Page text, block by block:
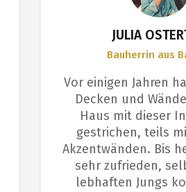
JULIA
Bauherrin aus
Vor einigen Jahren
Decken und
Haus mit dieser
gestrichen, teils
Akzentwänden. Bis
sehr zufrieden,
lebhaften Jungs